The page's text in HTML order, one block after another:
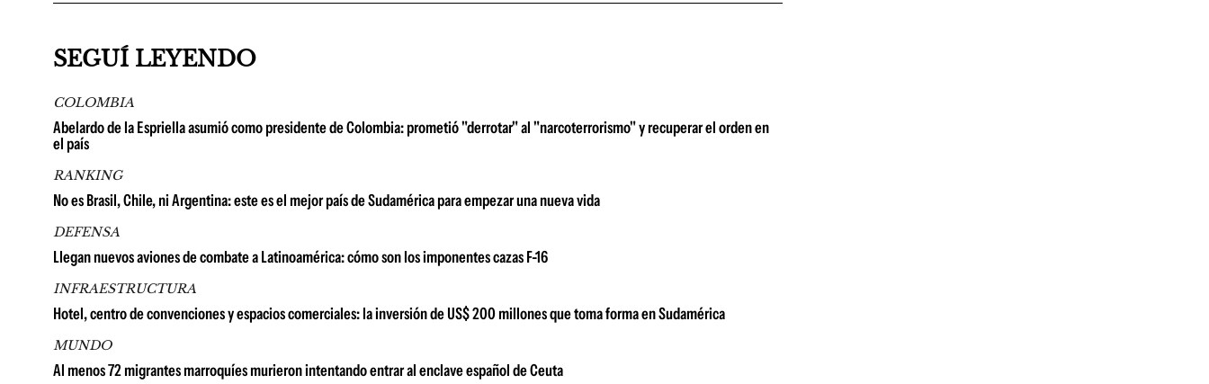
SEGUÍ LEYENDO
COLOMBIA
Abelardo de la Espriella asumió como presidente de Colombia: prometió "derrotar" al "narcoterrorismo" y recuperar el orden en
el país
RANKING
No es Brasil, Chile, ni Argentina: este es el mejor país de Sudamérica para empezar una nueva vida
DEFENSA
Llegan nuevos aviones de combate a Latinoamérica: cómo son los imponentes cazas F-16
INFRAESTRUCTURA
Hotel, centro de convenciones y espacios comerciales: la inversión de US$ 200 millones que toma forma en Sudamérica
MUNDO
Al menos 72 migrantes marroquíes murieron intentando entrar al enclave español de Ceuta